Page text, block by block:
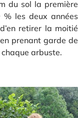
du sol la première
% les deux années
retirer la moitié
prenant garde de
arbuste.